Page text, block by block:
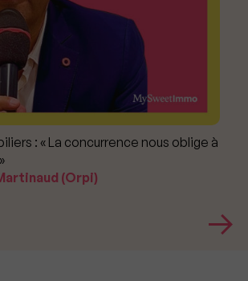
: « La concurrence nous oblige à
(Orpi)